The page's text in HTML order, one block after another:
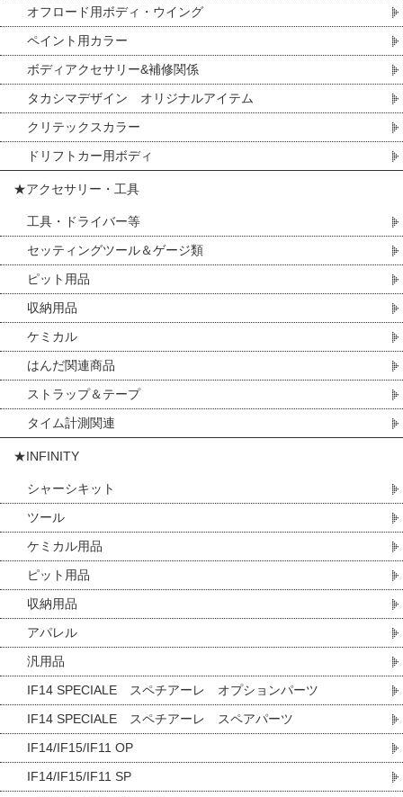
オフロード用ボディ・ウイング
ペイント用カラー
ボディアクセサリー&補修関係
タカシマデザイン オリジナルアイテム
クリテックスカラー
ドリフトカー用ボディ
★アクセサリー・工具
工具・ドライバー等
セッティングツール＆ゲージ類
ピット用品
収納用品
ケミカル
はんだ関連商品
ストラップ＆テープ
タイム計測関連
★INFINITY
シャーシキット
ツール
ケミカル用品
ピット用品
収納用品
アパレル
汎用品
IF14 SPECIALE スペチアーレ オプションパーツ
IF14 SPECIALE スペチアーレ スペアパーツ
IF14/IF15/IF11 OP
IF14/IF15/IF11 SP